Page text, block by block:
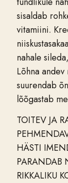
sisaldab
vitamiini.
nahale
Lõhna
suurendab
lõõgastab
TOITEV JA
HÄSTI
PARANDAB
RIKKALIKU